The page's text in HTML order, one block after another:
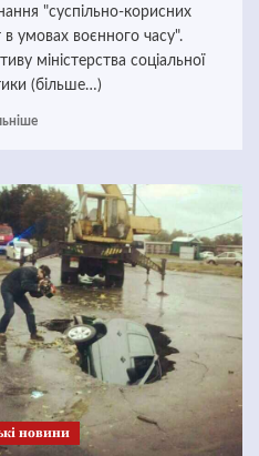
"суспільно-корисних
в умовах воєнного часу".
міністерства соціальної
(більше…)
новини